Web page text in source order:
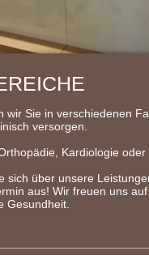
wir Sie in verschiedenen
versorgen.
Kardiologie oder
sich über unsere
aus! Wir freuen uns
Gesundheit.